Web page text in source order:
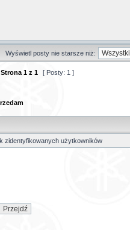
Wyświetl posty nie starsze niż:
Strona 1 z 1 [ Posty: 1 ]
zidentyfikowanych użytkowników